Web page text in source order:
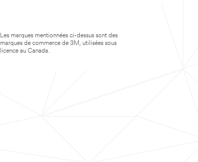
Les marques mentionnées ci-dessus sont des
marques de commerce de 3M, utilisées sous
licence au Canada.